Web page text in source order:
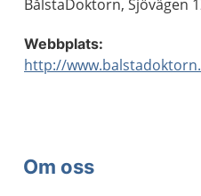
BålstaDoktorn, Sjövägen
Webbplats:
http://
Om oss